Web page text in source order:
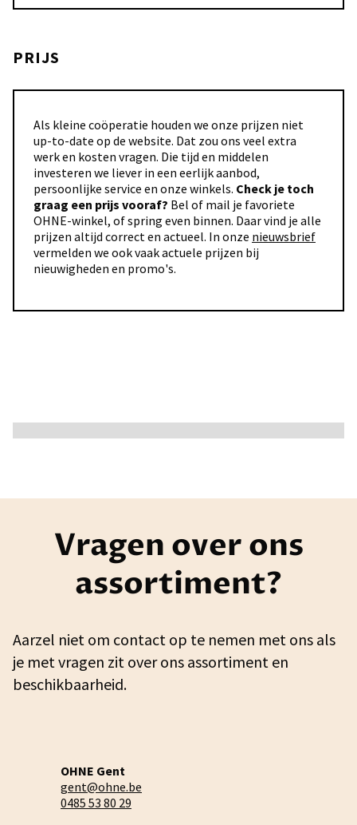
PRIJS
Als kleine coöperatie houden we onze prijzen niet
up-to-date op de website. Dat zou ons veel extra
werk en kosten vragen. Die tijd en middelen
investeren we liever in een eerlijk aanbod,
persoonlijke service en onze winkels. Check je toch
graag een prijs vooraf? Bel of mail je favoriete
OHNE-winkel, of spring even binnen. Daar vind je alle
prijzen altijd correct en actueel. In onze nieuwsbrief
vermelden we ook vaak actuele prijzen bij
nieuwigheden en promo's.
Vragen over ons
assortiment?
Aarzel niet om contact op te nemen met ons als
je met vragen zit over ons assortiment en
beschikbaarheid.
OHNE Gent
gent@ohne.be
0485 53 80 29